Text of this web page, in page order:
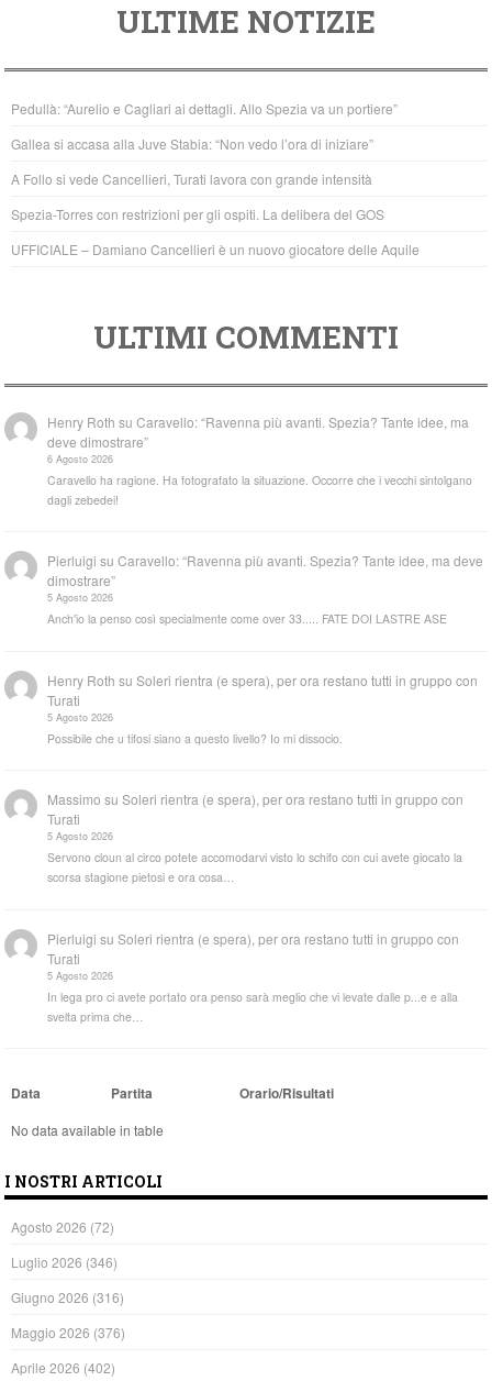
e
b
o
o
k
er
at
s
A
p
p
ULTIME NOTIZIE
Pedullà: “Aurelio e Cagliari ai dettagli. Allo Spezia va un portiere”
Gallea si accasa alla Juve Stabia: “Non vedo l’ora di iniziare”
A Follo si vede Cancellieri, Turati lavora con grande intensità
Spezia-Torres con restrizioni per gli ospiti. La delibera del GOS
UFFICIALE – Damiano Cancellieri è un nuovo giocatore delle Aquile
ULTIMI COMMENTI
Henry Roth suCaravello: “Ravenna più avanti. Spezia? Tante idee, ma
deve dimostrare”
6 Agosto 2026
Caravello ha ragione. Ha fotografato la situazione. Occorre che i vecchi sintolgano
dagli zebedei!
Pierluigi suCaravello: “Ravenna più avanti. Spezia? Tante idee, ma deve
dimostrare”
5 Agosto 2026
Anch'io la penso così specialmente come over 33..... FATE DOI LASTRE ASE
Henry Roth suSoleri rientra (e spera), per ora restano tutti in gruppo con
Turati
5 Agosto 2026
Possibile che u tifosi siano a questo livello? Io mi dissocio.
Massimo suSoleri rientra (e spera), per ora restano tutti in gruppo con
Turati
5 Agosto 2026
Servono cloun al circo potete accomodarvi visto lo schifo con cui avete giocato la
scorsa stagione pietosi e ora cosa…
Pierluigi suSoleri rientra (e spera), per ora restano tutti in gruppo con
Turati
5 Agosto 2026
In lega pro ci avete portato ora penso sarà meglio che vi levate dalle p...e e alla
svelta prima che…
Data Partita Orario/Risultati
No data available in table
I NOSTRI ARTICOLI
Agosto 2026 (72)
Luglio 2026 (346)
Giugno 2026 (316)
Maggio 2026 (376)
Aprile 2026 (402)